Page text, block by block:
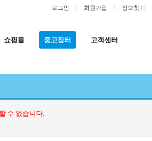
로그인 회원가입 정보찾기
쇼핑몰 중고장터 고객센터
수 없습니다.